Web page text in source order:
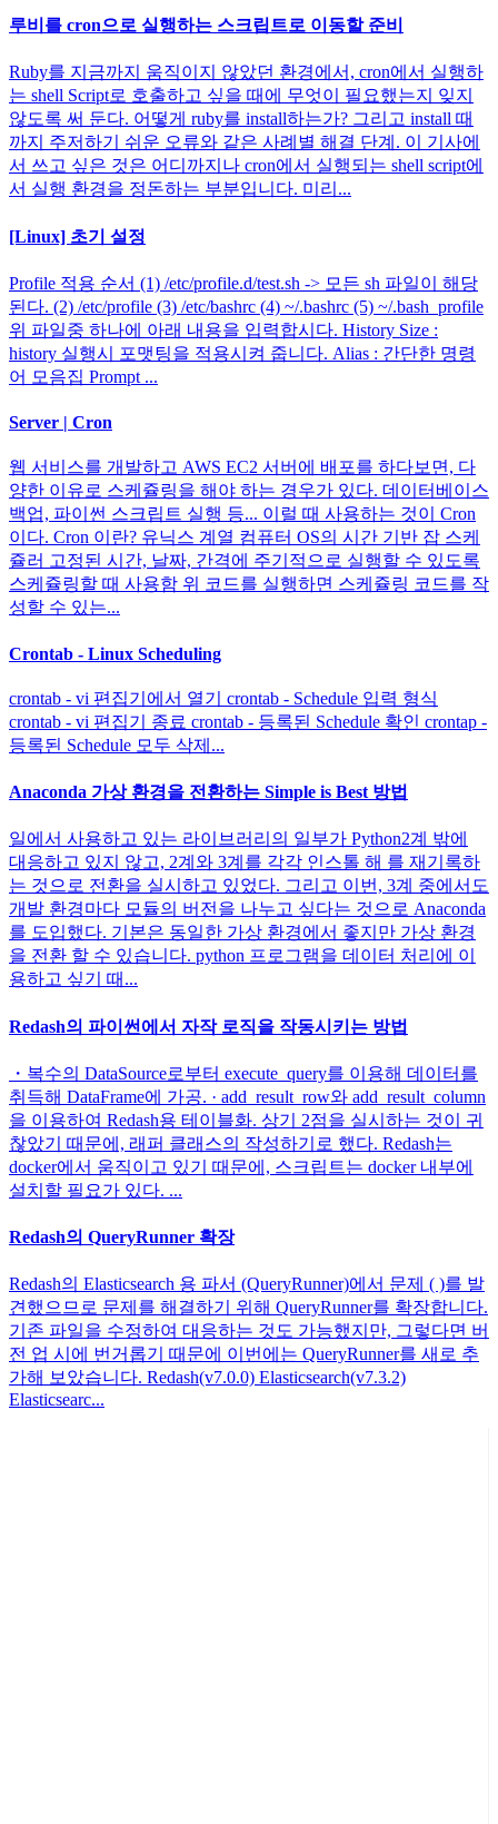
루비를 cron으로 실행하는 스크립트로 이동할 준비
Ruby를 지금까지 움직이지 않았던 환경에서, cron에서 실행하
는 shell Script로 호출하고 싶을 때에 무엇이 필요했는지 잊지
않도록 써 둔다. 어떻게 ruby를 install하는가? 그리고 install 때
까지 주저하기 쉬운 오류와 같은 사례별 해결 단계. 이 기사에
서 쓰고 싶은 것은 어디까지나 cron에서 실행되는 shell script에
서 실행 환경을 정돈하는 부분입니다. 미리...
[Linux] 초기 설정
Profile 적용 순서 (1) /etc/profile.d/test.sh -> 모든 sh 파일이 해당
된다. (2) /etc/profile (3) /etc/bashrc (4) ~/.bashrc (5) ~/.bash_profile
위 파일중 하나에 아래 내용을 입력합시다. History Size :
history 실행시 포맷팅을 적용시켜 줍니다. Alias : 간단한 명령
어 모음집 Prompt ...
Server | Cron
웹 서비스를 개발하고 AWS EC2 서버에 배포를 하다보면, 다
양한 이유로 스케쥴링을 해야 하는 경우가 있다. 데이터베이스
백업, 파이썬 스크립트 실행 등... 이럴 때 사용하는 것이 Cron
이다. Cron 이란? 유닉스 계열 컴퓨터 OS의 시간 기반 잡 스케
쥴러 고정된 시간, 날짜, 간격에 주기적으로 실행할 수 있도록
스케쥴링할 때 사용함 위 코드를 실행하면 스케쥴링 코드를 작
성할 수 있는...
Crontab - Linux Scheduling
crontab - vi 편집기에서 열기 crontab - Schedule 입력 형식
crontab - vi 편집기 종료 crontab - 등록된 Schedule 확인 crontap -
등록된 Schedule 모두 삭제...
Anaconda 가상 환경을 전환하는 Simple is Best 방법
일에서 사용하고 있는 라이브러리의 일부가 Python2계 밖에
대응하고 있지 않고, 2계와 3계를 각각 인스톨 해 를 재기록하
는 것으로 전환을 실시하고 있었다. 그리고 이번, 3계 중에서도
개발 환경마다 모듈의 버전을 나누고 싶다는 것으로 Anaconda
를 도입했다. 기본은 동일한 가상 환경에서 좋지만 가상 환경
을 전환 할 수 있습니다. python 프로그램을 데이터 처리에 이
용하고 싶기 때...
Redash의 파이썬에서 자작 로직을 작동시키는 방법
・복수의 DataSource로부터 execute_query를 이용해 데이터를
취득해 DataFrame에 가공. · add_result_row와 add_result_column
을 이용하여 Redash용 테이블화. 상기 2점을 실시하는 것이 귀
찮았기 때문에, 래퍼 클래스의 작성하기로 했다. Redash는
docker에서 움직이고 있기 때문에, 스크립트는 docker 내부에
설치할 필요가 있다. ...
Redash의 QueryRunner 확장
Redash의 Elasticsearch 용 파서 (QueryRunner)에서 문제 ( )를 발
견했으므로 문제를 해결하기 위해 QueryRunner를 확장합니다.
기존 파일을 수정하여 대응하는 것도 가능했지만, 그렇다면 버
전 업 시에 번거롭기 때문에 이번에는 QueryRunner를 새로 추
가해 보았습니다. Redash(v7.0.0) Elasticsearch(v7.3.2)
Elasticsearc...